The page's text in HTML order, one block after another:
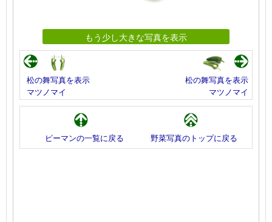
もう少し大きな写真を表示
松の舞写真を表示
マツノマイ
松の舞写真を表示
マツノマイ
ピーマンの一覧に戻る 野菜写真のトップに戻る